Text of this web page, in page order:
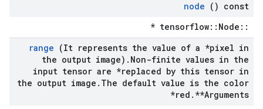
node () const
::tensorflow::Node *
range (It represents the value of a *pixel in
the output image) . Non-finite values in the
input tensor are *replaced by this tensor in
the output image . The default value is the color
*red . **Arguments